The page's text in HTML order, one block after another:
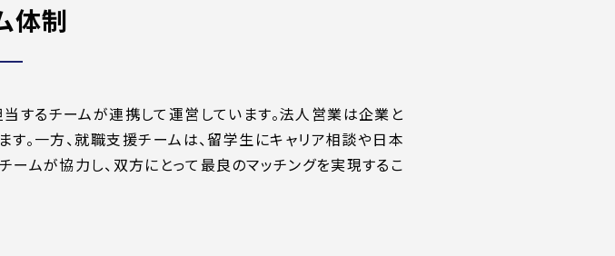
体制
るチームが連携して運営しています。法人営業は企業と
。一方、就職支援チームは、留学生にキャリア相談や日本
ムが協力し、双方にとって最良のマッチングを実現するこ